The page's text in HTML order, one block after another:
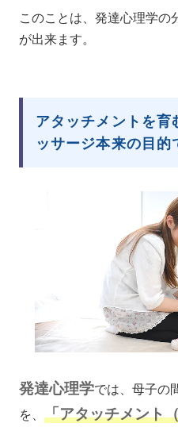
このことは、発達心理学の
が出来ます。
アタッチメントを育
ッサージ本来の目的
発達心理学では、母子の
を、「アタッチメント